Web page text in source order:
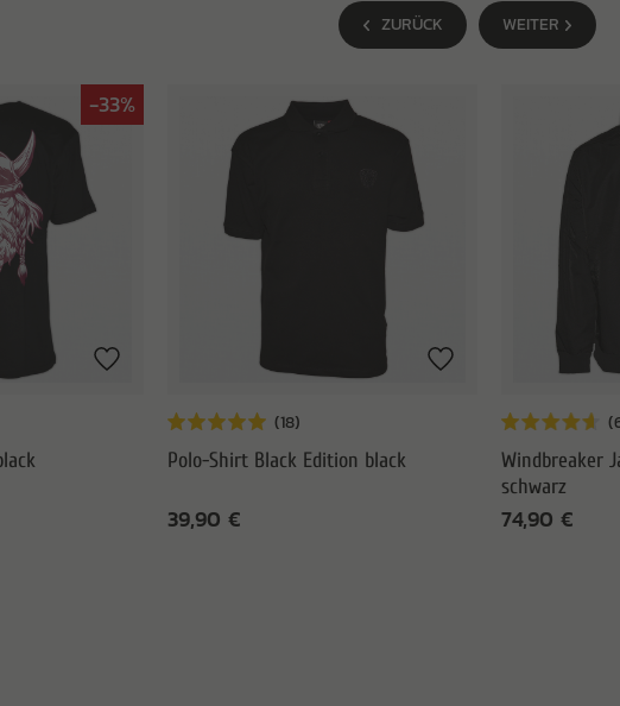
ZURÜCK WEITER
-33%
Polo-Shirt Black Edition black
39,90 €
Windbreaker
schwarz
74,90 €